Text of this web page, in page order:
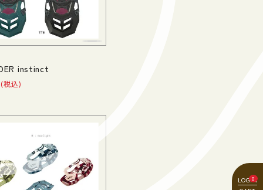
instinct
税込
0